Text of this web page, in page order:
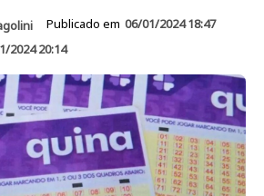
Publicado em 06/01/2024 18:47
2024 20:14